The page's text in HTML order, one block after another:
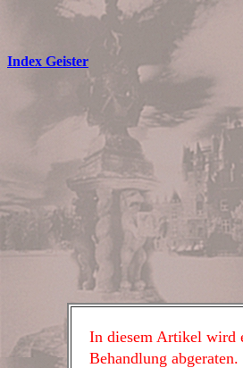
Index Geister
In diesem Artikel wird
Behandlung